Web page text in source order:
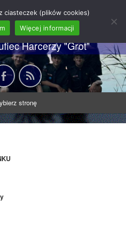
im. gen.
Sosabowskiego
Harcerzy "Grot"
stronę
ciasteczek (plików cookies)
Więcej informacji